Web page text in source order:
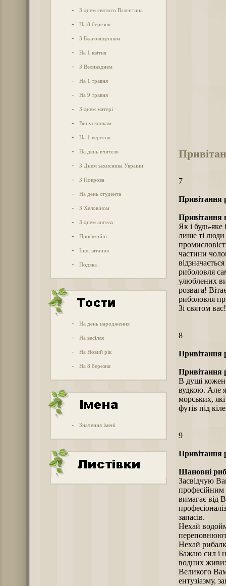
- З днем святого Валентина
- На 8 березня
- З Благовіщенням
- На 1 квітня
- З Великоднем
- На 1 травня
- На 9 травня
- З днем матері
- Випускникам
- На 1 вересня
- На день вчителя
- З Днем захисника України
- З Покрова
- На день студента
- З Хеловіном
- З днем ангела
- Професійні
- Інші вітання
- Подяка
- На день народження
- На весілля
- На Новий рік
- На 8 березня
- Значення імені
7
Привітання
Привітання
Як і будь-
лише ті люди
частини
риболовля
улюблених
розвага!
риболовля
Зі святом вас!
8
Привітання
Привітання
В душі кожен
вудкою. Але
морських,
футів під
9
Привітання
Шановні
Засвідчую
професійним
вимагає від
запасів.
Нехай
Нехай
Бажаю сил і
водних живих
Великого Вам
ентузіазму,